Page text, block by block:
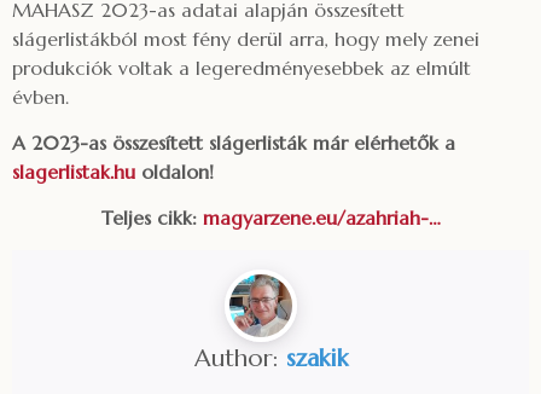
MAHASZ 2023-as adatai alapján összesített
slágerlistákból most fény derül arra, hogy mely zenei
produkciók voltak a legeredményesebbek az elmúlt
évben.
A 2023-as összesített slágerlisták már elérhetők a
slagerlistak.hu oldalon!
Teljes cikk: magyarzene.eu/azahriah-…
Author: szakik